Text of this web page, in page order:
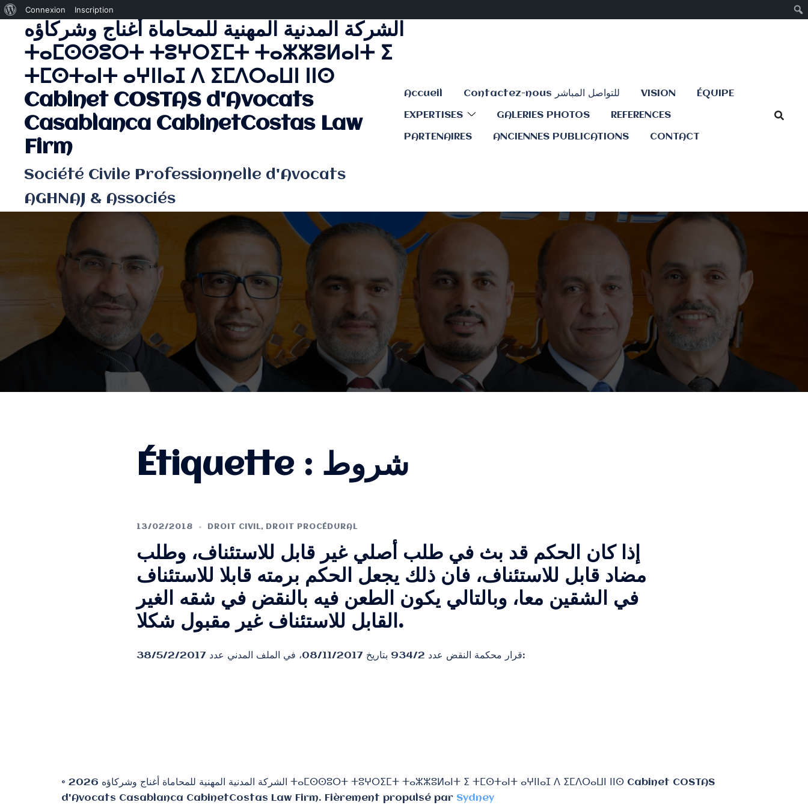
propos
WordPress
Connexion Inscription
contenu
الشركة المدنية المهنية للمحاماة أغناج وشركاؤه
ⵜⴰⵎⵙⵙⵓⵔⵜ ⵜⵓⵖⵔⵉⵎⵜ ⵜⴰⵣⵣⵓⵍⴰⵏⵜ ⵉ
ⵜⵎⵙⵜⴰⵏⵜ ⴰⵖⵏⵏⴰⵊ ⴷ ⵉⵎⴷⵔⴰⵡⵏ ⵏⵏⵙ
Cabinet COSTAS d'Avocats
Casablanca CabinetCostas Law
Firm
Société Civile Professionnelle d'Avocats
AGHNAJ & Associés
Accueil Contactez-nous للتواصل المباشر VISION ÉQUIPE
EXPERTISES GALERIES PHOTOS REFERENCES
PARTENAIRES ANCIENNES PUBLICATIONS CONTACT
Étiquette : شروط
13/02/2018 DROIT CIVIL, DROIT PROCÉDURAL
إذا كان الحكم قد بث في طلب أصلي غير قابل للاستئناف، وطلب
مضاد قابل للاستئناف، فان ذلك يجعل الحكم برمته قابلا للاستئناف
في الشقين معا، وبالتالي يكون الطعن فيه بالنقض في شقه الغير
القابل للاستئناف غير مقبول شكلا.
قرار محكمة النقض عدد 934/2 بتاريخ 08/11/2017، في الملف المدني عدد 38/5/2/2017:
© 2026 الشركة المدنية المهنية للمحاماة أغناج وشركاؤه ⵜⴰⵎⵙⵙⵓⵔⵜ ⵜⵓⵖⵔⵉⵎⵜ ⵜⴰⵣⵣⵓⵍⴰⵏⵜ ⵉ ⵜⵎⵙⵜⴰⵏⵜ ⴰⵖⵏⵏⴰⵊ ⴷ ⵉⵎⴷⵔⴰⵡⵏ ⵏⵏⵙ Cabinet COSTAS
d'Avocats Casablanca CabinetCostas Law Firm. Fièrement propulsé par Sydney